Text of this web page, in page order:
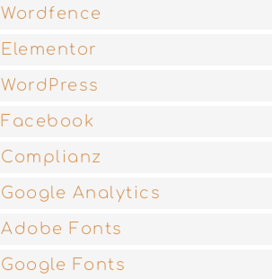
Wordfence
Elementor
WordPress
Facebook
Complianz
Google Analytics
Adobe Fonts
Google Fonts